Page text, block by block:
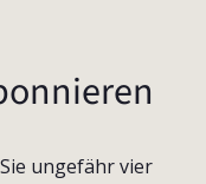
ungefähr vier